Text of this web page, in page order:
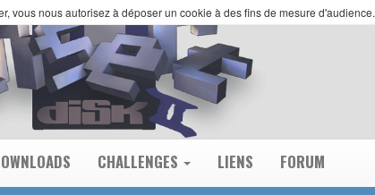
vous nous autorisez à déposer un cookie à des fins de mesure d'audience.
CHALLENGES LIENS FORUM